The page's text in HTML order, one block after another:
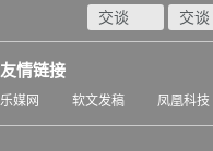
交谈 交谈
友情链接
乐媒网 软文发稿 凤凰科技